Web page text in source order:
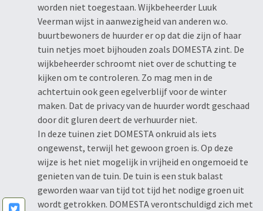
worden niet toegestaan. Wijkbeheerder Luuk
Veerman wijst in aanwezigheid van anderen w.o.
buurtbewoners de huurder er op dat die zijn of haar
tuin netjes moet bijhouden zoals DOMESTA zint. De
wijkbeheerder schroomt niet over de schutting te
kijken om te controleren. Zo mag men in de
achtertuin ook geen egelverblijf voor de winter
maken. Dat de privacy van de huurder wordt geschaad
door dit gluren deert de verhuurder niet.
In deze tuinen ziet DOMESTA onkruid als iets
ongewenst, terwijl het gewoon groen is. Op deze
wijze is het niet mogelijk in vrijheid en ongemoeid te
genieten van de tuin. De tuin is een stuk balast
geworden waar van tijd tot tijd het nodige groen uit
wordt getrokken. DOMESTA verontschuldigd zich met